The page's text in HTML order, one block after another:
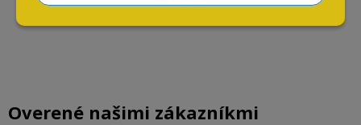
Overené našimi zákazníkmi